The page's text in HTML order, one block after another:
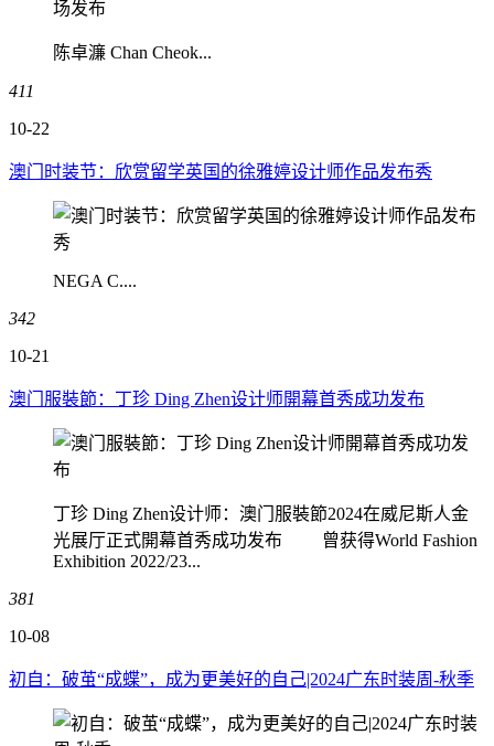
陈卓濂 Chan Cheok...
411
10-22
澳门时装节：欣赏留学英国的徐雅婷设计师作品发布秀
NEGA C....
342
10-21
澳门服裝節：丁珍 Ding Zhen设计师開幕首秀成功发布
丁珍 Ding Zhen设计师：澳门服裝節2024在威尼斯人金
光展厅正式開幕首秀成功发布 曾获得World Fashion
Exhibition 2022/23...
381
10-08
初自：破茧“成蝶”，成为更美好的自己|2024广东时装周-秋季